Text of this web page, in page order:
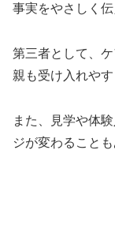
事実をやさしく伝
第三者として、
親も受け入れや
また、見学や体
ジが変わることも